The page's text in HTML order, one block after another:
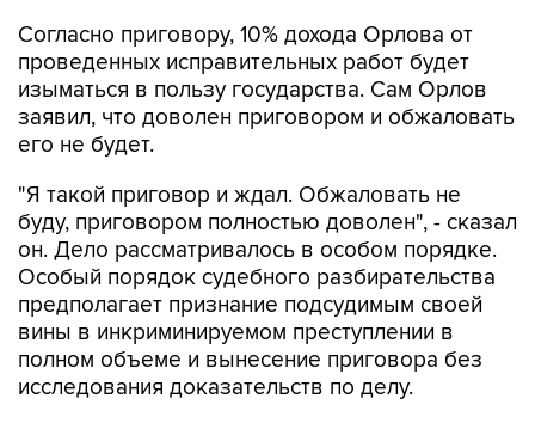
Согласно приговору, 10% дохода Орлова от
проведенных исправительных работ будет
изыматься в пользу государства. Сам Орлов
заявил, что доволен приговором и обжаловать
его не будет.
"Я такой приговор и ждал. Обжаловать не
буду, приговором полностью доволен", - сказал
он. Дело рассматривалось в особом порядке.
Особый порядок судебного разбирательства
предполагает признание подсудимым своей
вины в инкриминируемом преступлении в
полном объеме и вынесение приговора без
исследования доказательств по делу.